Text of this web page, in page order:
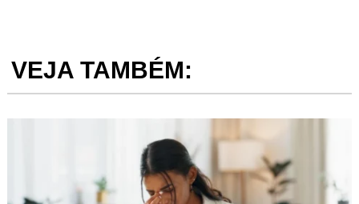
VEJA TAMBÉM: